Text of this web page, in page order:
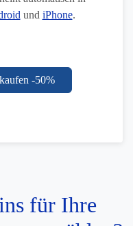
und iPhone.
-50%
für Ihre